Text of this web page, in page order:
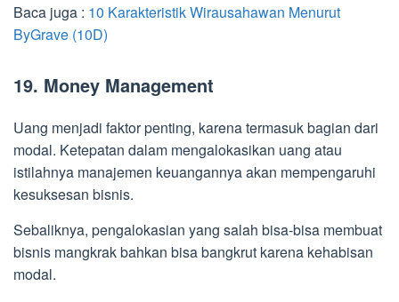
Baca juga : 10 Karakteristik Wirausahawan Menurut
ByGrave (10D)
19. Money Management
Uang menjadi faktor penting, karena termasuk bagian dari
modal. Ketepatan dalam mengalokasikan uang atau
istilahnya manajemen keuangannya akan mempengaruhi
kesuksesan bisnis.
Sebaliknya, pengalokasian yang salah bisa-bisa membuat
bisnis mangkrak bahkan bisa bangkrut karena kehabisan
modal.